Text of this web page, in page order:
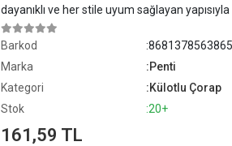
dayanıklı ve her stile uyum sağlayan
Barkod
:8681378563865
Marka
:Penti
Kategori
:Külotlu Çorap
Stok
:20+
161,59 TL